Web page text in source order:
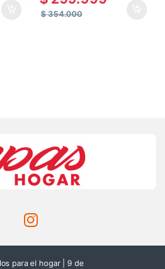
$354.000
para el hogar | 9 de